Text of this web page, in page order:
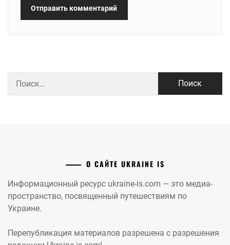
О САЙТЕ UKRAINE IS
Информационный ресурс ukraine-is.com — это медиа-
пространство, посвященный путешествиям по
Украине.
Перепубликация материалов разрешена с разрешения